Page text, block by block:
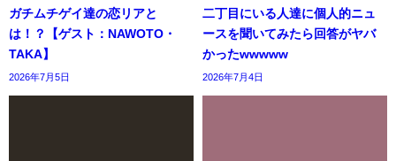
ガチムチゲイ達の恋リアと
は！？【ゲスト：NAWOTO・
TAKA】
2026年7月5日
二丁目にいる人達に個人的ニュ
ースを聞いてみたら回答がヤバ
かったwwwww
2026年7月4日